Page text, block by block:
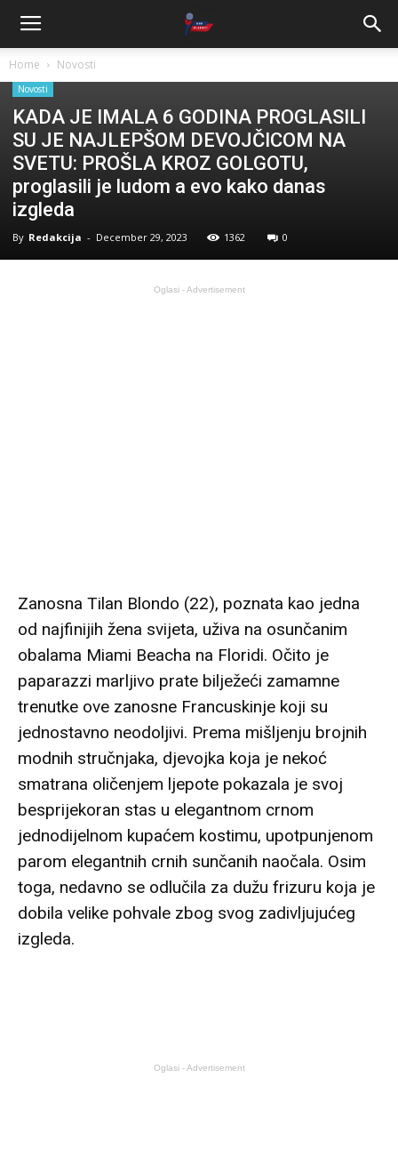
Home Novosti
Novosti
KADA JE IMALA 6 GODINA PROGLASILI
SU JE NAJLEPŠOM DEVOJČICOM NA
SVETU: PROŠLA KROZ GOLGOTU,
proglasili je ludom a evo kako danas
izgleda
By Redakcija - December 29, 2023 1362 0
Oglasi - Advertisement
Zanosna Tilan Blondo (22), poznata kao jedna
od najfinijih žena svijeta, uživa na osunčanim
obalama Miami Beacha na Floridi. Očito je
paparazzi marljivo prate bilježeći zamamne
trenutke ove zanosne Francuskinje koji su
jednostavno neodoljivi. Prema mišljenju brojnih
modnih stručnjaka, djevojka koja je nekoć
smatrana oličenjem ljepote pokazala je svoj
besprijekoran stas u elegantnom crnom
jednodijelnom kupaćem kostimu, upotpunjenom
parom elegantnih crnih sunčanih naočala. Osim
toga, nedavno se odlučila za dužu frizuru koja je
dobila velike pohvale zbog svog zadivljujućeg
izgleda.
Oglasi - Advertisement